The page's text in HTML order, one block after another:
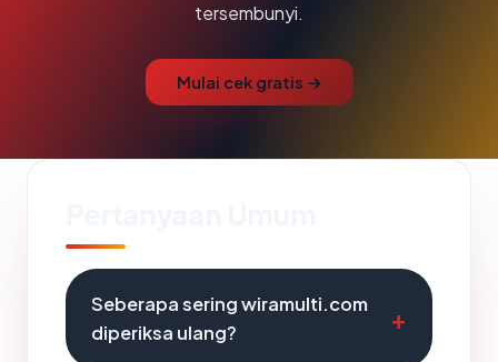
tersembunyi.
Mulai cek gratis →
Seberapa sering wiramulti.com
diperiksa ulang?